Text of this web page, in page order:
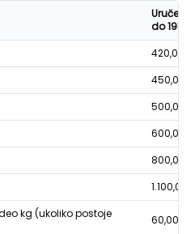
Uručenje
do 19h
420,00
450,00
500,00
600,00
800,00
1.100,00
kg (ukoliko postoje
60,00